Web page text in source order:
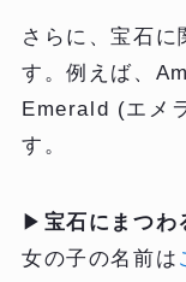
さらに、宝石に
す。例えば、
Emerald (エメ
す。
▶ 宝石にまつわ
女の子の名前は